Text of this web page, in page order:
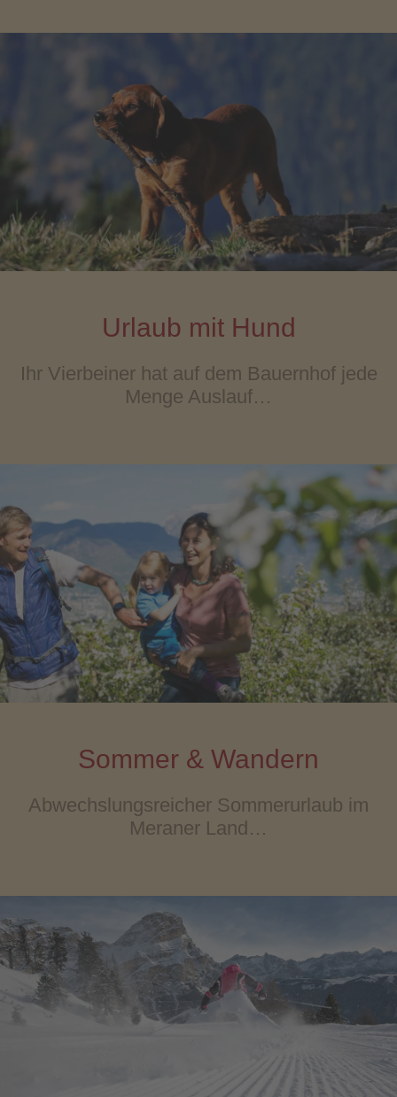
Urlaub mit Hund
Ihr Vierbeiner hat auf dem Bauernhof jede
Menge Auslauf…
Sommer & Wandern
Abwechslungsreicher Sommerurlaub im
Meraner Land…